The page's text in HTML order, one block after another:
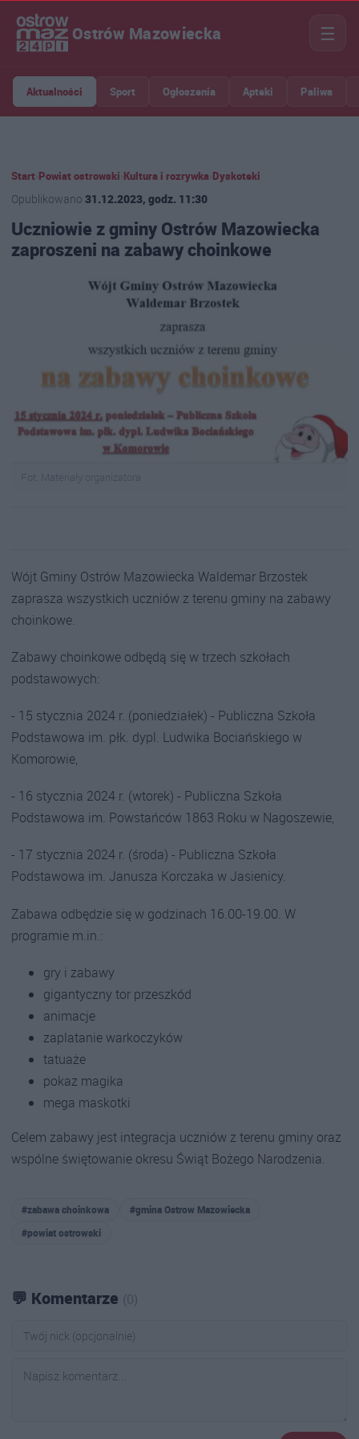
Ostrów Mazowiecka ☰
Aktualności Sport Ogłoszenia Apteki Paliwa
Start Powiat ostrowski Kultura i rozrywka Dyskoteki
Opublikowano 31.12.2023, godz. 11:30
Uczniowie z gminy Ostrów Mazowiecka
zaproszeni na zabawy choinkowe
Fot. Materiały organizatora
Wójt Gminy Ostrów Mazowiecka Waldemar Brzostek
zaprasza wszystkich uczniów z terenu gminy na zabawy
choinkowe.
Zabawy choinkowe odbędą się w trzech szkołach
podstawowych:
- 15 stycznia 2024 r. (poniedziałek) - Publiczna Szkoła
Podstawowa im. płk. dypl. Ludwika Bociańskiego w
Komorowie,
- 16 stycznia 2024 r. (wtorek) - Publiczna Szkoła
Podstawowa im. Powstańców 1863 Roku w Nagoszewie,
- 17 stycznia 2024 r. (środa) - Publiczna Szkoła
Podstawowa im. Janusza Korczaka w Jasienicy.
Zabawa odbędzie się w godzinach 16.00-19.00. W
programie m.in.:
gry i zabawy
gigantyczny tor przeszkód
animacje
zaplatanie warkoczyków
tatuaże
pokaz magika
mega maskotki
Celem zabawy jest integracja uczniów z terenu gminy oraz
wspólne świętowanie okresu Świąt Bożego Narodzenia.
#zabawa choinkowa
#gmina Ostrow Mazowiecka
#powiat ostrowski
💬 Komentarze (0)